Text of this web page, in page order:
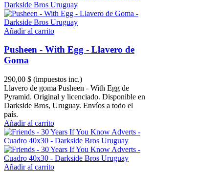
Añadir al carrito
Pusheen - With Egg - Llavero de
Goma
290,00 $ (impuestos inc.)
Llavero de goma Pusheen - With Egg de
Pyramid. Original y licenciado. Disponible en
Darkside Bros, Uruguay. Envíos a todo el
país.
Añadir al carrito
Añadir al carrito